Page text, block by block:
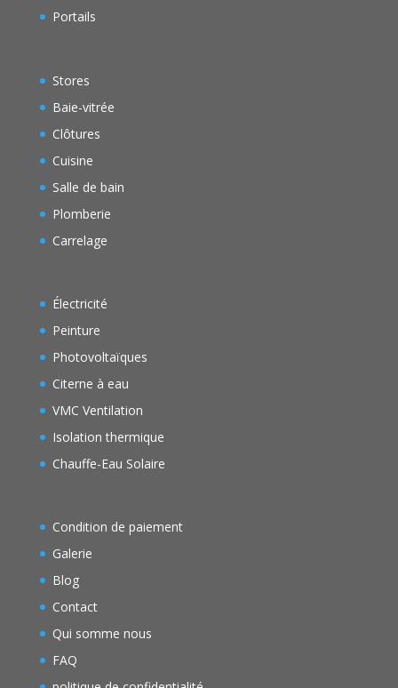
Portails
Stores
Baie-vitrée
Clôtures
Cuisine
Salle de bain
Plomberie
Carrelage
Électricité
Peinture
Photovoltaïques
Citerne à eau
VMC Ventilation
Isolation thermique
Chauffe-Eau Solaire
Condition de paiement
Galerie
Blog
Contact
Qui somme nous
FAQ